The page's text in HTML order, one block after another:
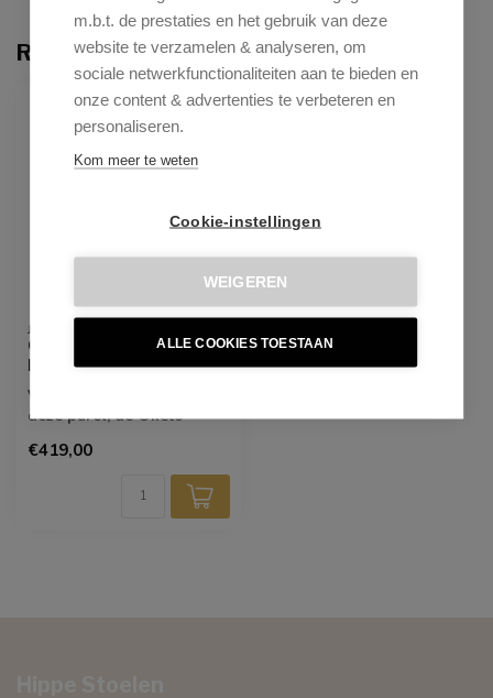
m.b.t. de prestaties en het gebruik van deze
website te verzamelen & analyseren, om
sociale netwerkfunctionaliteiten aan te bieden en
onze content & advertenties te verbeteren en
personaliseren.
Kom meer te weten
Cookie-instellingen
WEIGEREN
ALLE COOKIES TOESTAAN
Recent bekeken
JESPER HOME
Oketo Driftwood Drive -
Dining Bench
Verrijk je eetervaring met
deze parel, de Oketo
verschillende...
€419,00